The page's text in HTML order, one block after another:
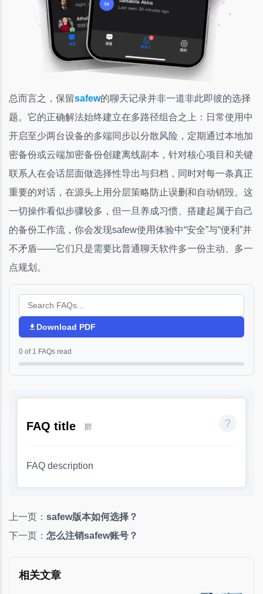
总而言之，保留safew的聊天记录并非一道非此即彼的选择
题。它的正确解法始终建立在多路径组合之上：日常使用中
开启至少两台设备的多端同步以分散风险，定期通过本地加
密备份或云端加密备份创建离线副本，针对核心项目和关键
联系人在会话层面做选择性导出与归档，同时对每一条真正
重要的对话，在源头上用分层策略防止误删和自动销毁。这
一切操作看似步骤较多，但一旦养成习惯、搭建起属于自己
的备份工作流，你会发现safew使用体验中“安全”与“便利”并
不矛盾——它们只是需要比普通聊天软件多一份主动、多一
点规划。
Download PDF
0 of 1 FAQs read
FAQ title
FAQ description
上一页： safew版本如何选择？
下一页： 怎么注销safew账号？
相关文章